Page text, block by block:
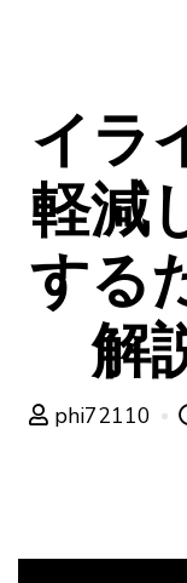
イラ
軽減
する
解
phi72110